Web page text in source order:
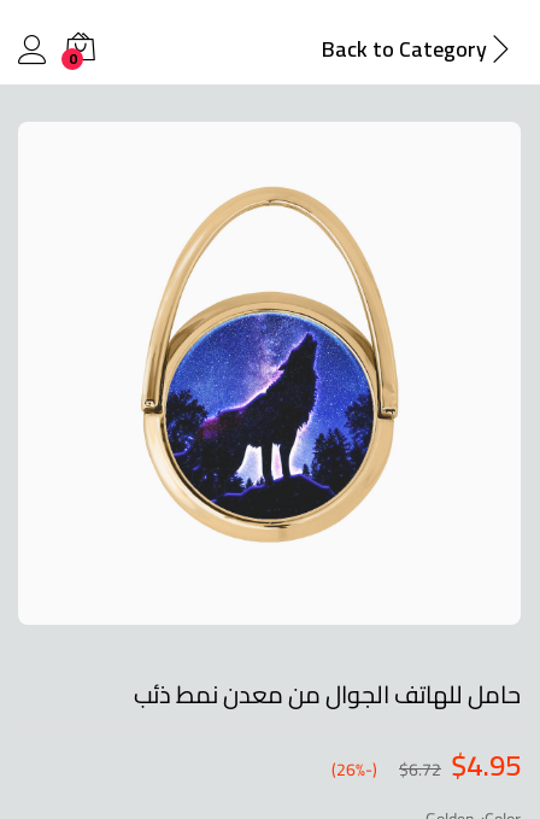
Back toCategory
0
حامل للهاتف الجوال من معدن نمط ذئب
$4.95
$6.72
(-26%)